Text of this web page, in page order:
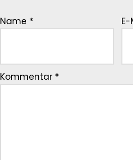
Name *
Kommentar *